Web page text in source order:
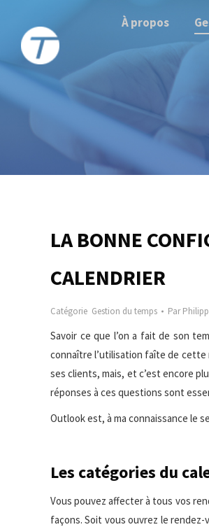
À propos
LA BONNE
CALENDRIER
Catégorie Gestion du temps Par
Savoir ce que l’on a fait de son
connaître l’utilisation faîte de cette
ses clients, mais, et c’est encore
réponses à ces questions sont
Outlook est, à ma connaissance le
Les catégories du
Vous pouvez affecter à tous vos
façons. Soit vous ouvrez le